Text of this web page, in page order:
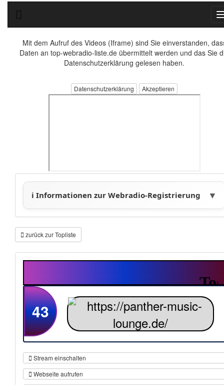
Mit dem Aufruf des Videos (Iframe) sind Sie einverstanden,
Daten an top-webradio-liste.de übermittelt werden und das Sie
Datenschutzerklärung gelesen haben.
Datenschutzerklärung
zurück zur Topliste
43
Stream einschalten
Webseite aufrufen